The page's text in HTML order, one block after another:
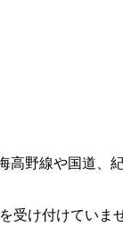
野線や国道
受け付けていま